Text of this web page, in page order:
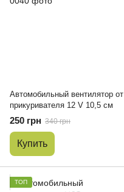
Автомобильный вентилятор от
прикуривателя 12 V 10,5 см
250 грн 340 грн
Купить
ТОП